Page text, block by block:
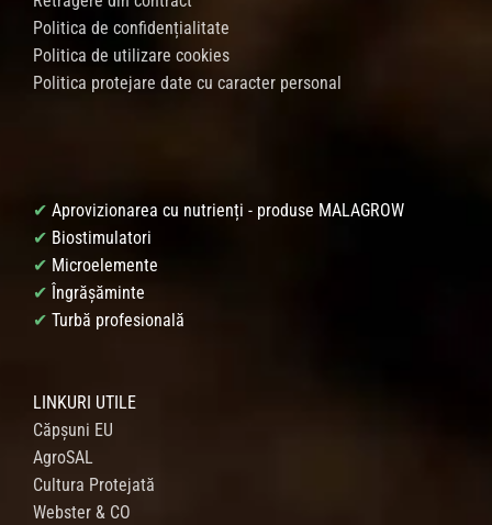
Politica de confidențialitate
Politica de utilizare cookies
Politica protejare date cu caracter personal
✔ Aprovizionarea cu nutrienți - produse MALAGROW
✔ Biostimulatori
✔ Microelemente
✔ Îngrășăminte
✔ Turbă profesională
LINKURI UTILE
Căpșuni EU
AgroSAL
Cultura Protejată
Webster & CO